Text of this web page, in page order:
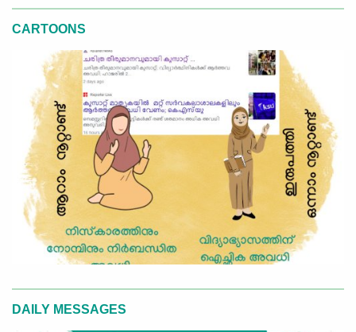
CARTOONS
DAILY MESSAGES